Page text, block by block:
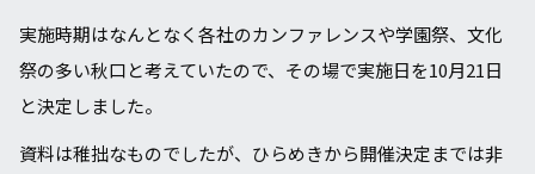
実施時期はなんとなく各社のカンファレンスや学園祭、⽂化
祭の多い秋⼝と考えていたので、その場で実施日を10月21日
と決定しました。
資料は稚拙なものでしたが、ひらめきから開催決定までは⾮